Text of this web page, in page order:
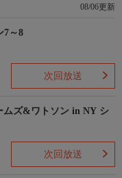
08/06更新
7～8
次回放送
ムズ&ワトソン in NY シ
次回放送